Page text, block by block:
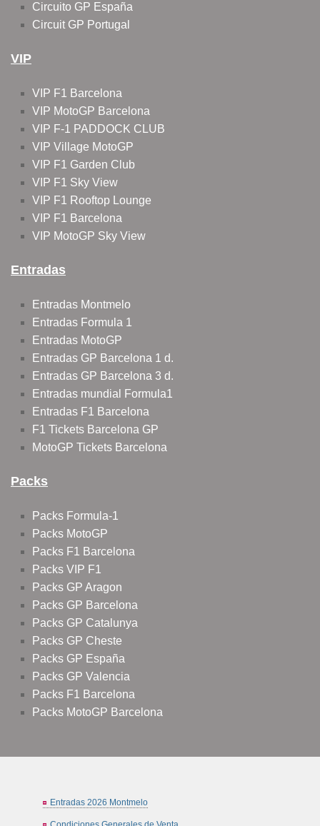
Circuito GP España
Circuit GP Portugal
VIP
VIP F1 Barcelona
VIP MotoGP Barcelona
VIP F-1 PADDOCK CLUB
VIP Village MotoGP
VIP F1 Garden Club
VIP F1 Sky View
VIP F1 Rooftop Lounge
VIP F1 Barcelona
VIP MotoGP Sky View
Entradas
Entradas Montmelo
Entradas Formula 1
Entradas MotoGP
Entradas GP Barcelona 1 d.
Entradas GP Barcelona 3 d.
Entradas mundial Formula1
Entradas F1 Barcelona
F1 Tickets Barcelona GP
MotoGP Tickets Barcelona
Packs
Packs Formula-1
Packs MotoGP
Packs F1 Barcelona
Packs VIP F1
Packs GP Aragon
Packs GP Barcelona
Packs GP Catalunya
Packs GP Cheste
Packs GP España
Packs GP Valencia
Packs F1 Barcelona
Packs MotoGP Barcelona
Entradas 2026 Montmelo